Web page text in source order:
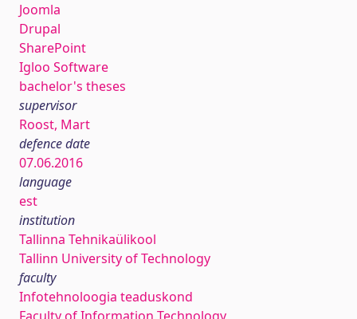
Joomla
Drupal
SharePoint
Igloo Software
bachelor's theses
supervisor
Roost, Mart
defence date
07.06.2016
language
est
institution
Tallinna Tehnikaülikool
Tallinn University of Technology
faculty
Infotehnoloogia teaduskond